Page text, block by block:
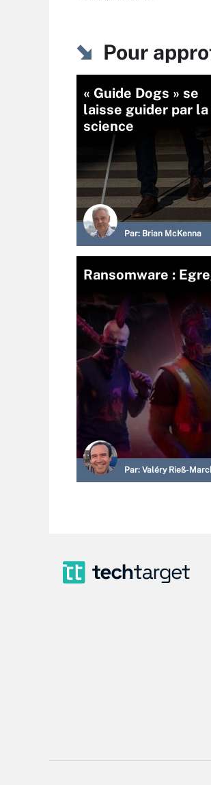
Pour
« Guide Dogs » se
laisse guider par
science
Par: Brian McKenna
Ransomware :
Par: Valéry Rieß-